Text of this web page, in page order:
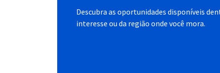
Descubra as oportunidades disponíveis
interesse ou da região onde você mora.